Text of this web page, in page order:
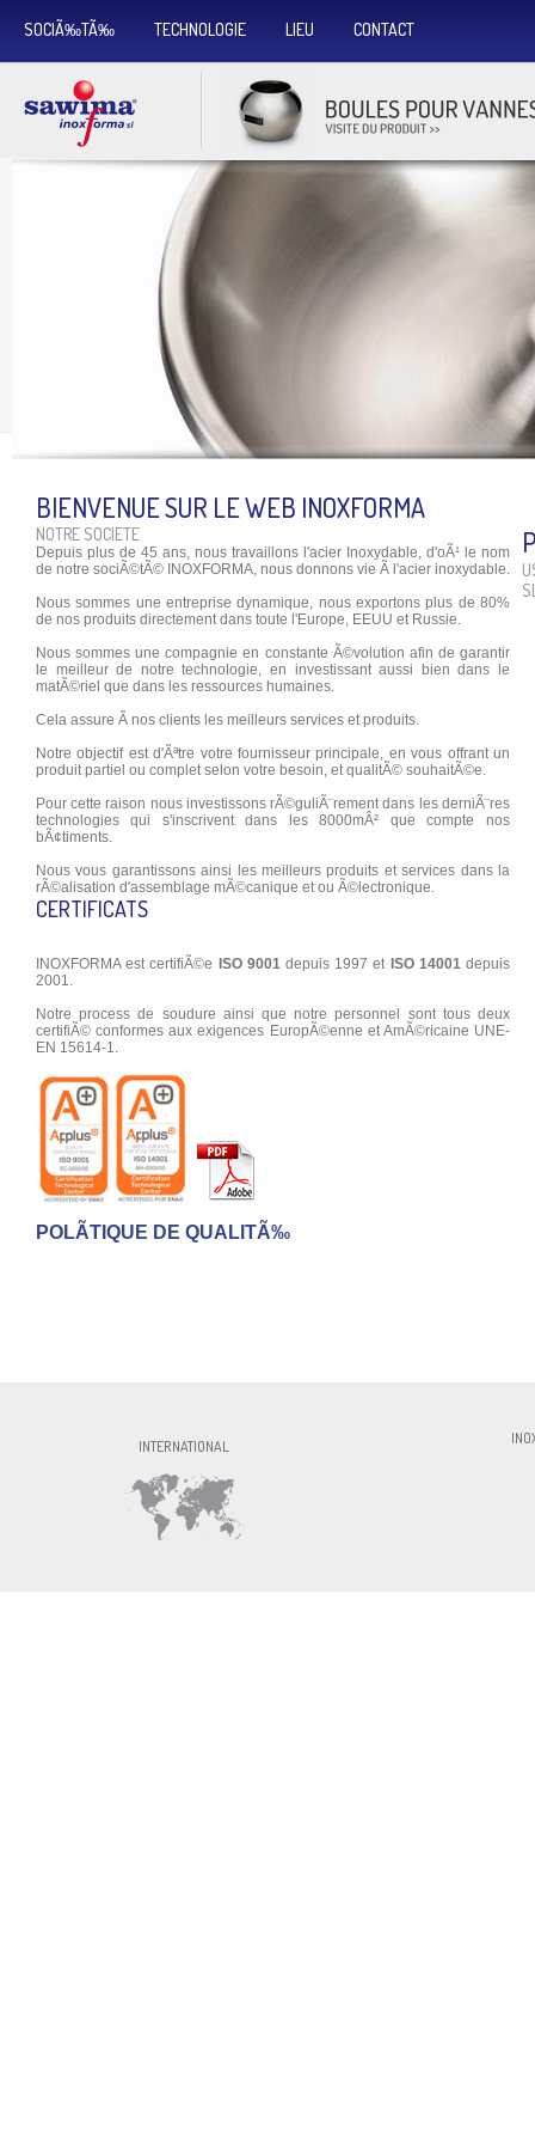
SOCIÃ‰TÃ‰ TECHNOLOGIE LIEU CONTACT
BIENVENUE SUR LE WEB INOXFORMA
NOTRE SOCIETE
Depuis plus de 45 ans, nous travaillons l'acier Inoxydable, d'oÃ¹ le nom
de notre sociÃ©tÃ© INOXFORMA, nous donnons vie Ã l'acier inoxydable.
Nous sommes une entreprise dynamique, nous exportons plus de 80%
de nos produits directement dans toute l'Europe, EEUU et Russie.
Nous sommes une compagnie en constante Ã©volution afin de garantir
le meilleur de notre technologie, en investissant aussi bien dans le
matÃ©riel que dans les ressources humaines.
Cela assure Ã nos clients les meilleurs services et produits.
Notre objectif est d'Ãªtre votre fournisseur principale, en vous offrant un
produit partiel ou complet selon votre besoin, et qualitÃ© souhaitÃ©e.
Pour cette raison nous investissons rÃ©guliÃ¨rement dans les derniÃ¨res
technologies qui s'inscrivent dans les 8000mÂ² que compte nos
bÃ¢timents.
Nous vous garantissons ainsi les meilleurs produits et services dans la
rÃ©alisation d'assemblage mÃ©canique et ou Ã©lectronique.
CERTIFICATS
INOXFORMA est certifiÃ©e ISO 9001depuis 1997 et ISO 14001depuis
2001.
Notre process de soudure ainsi que notre personnel sont tous deux
certifiÃ© conformes aux exigences EuropÃ©enne et AmÃ©ricaine UNE-
EN 15614-1.
POLÃTIQUE DE QUALITÃ‰
INTERNATIONAL